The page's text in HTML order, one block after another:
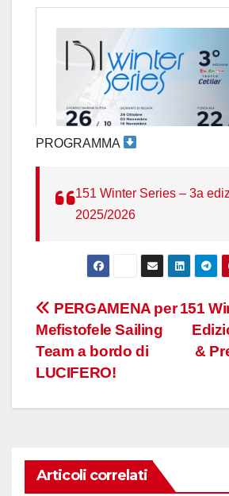
PROGRAMMA
151 Winter Series – 3a
2025/2026
Navigazione
articoli
151
&
PERGAMENA per
Mefistofele Sailing
Team a bordo di
LUCIFERO!
Articoli correlati